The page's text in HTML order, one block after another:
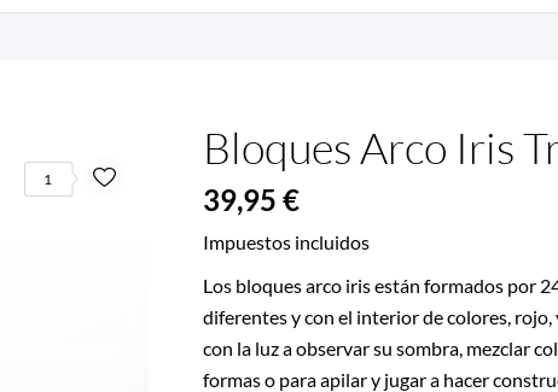
1
Bloques Arco Iris
39,95 €
Impuestos incluidos
Los bloques arco iris están formados por
diferentes y con el interior de colores,
con la luz a observar su sombra, mezclar
formas o para apilar y jugar a hacer